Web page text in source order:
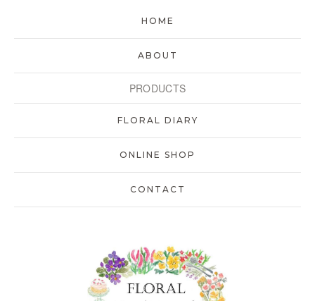
HOME
ABOUT
PRODUCTS
FLORAL DIARY
ONLINE SHOP
CONTACT